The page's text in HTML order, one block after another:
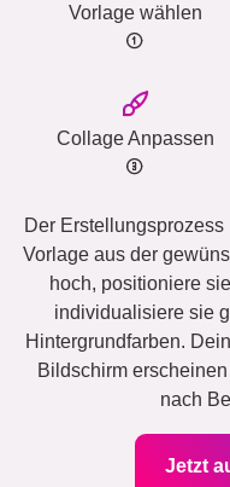
Vorlage wählen
Collage Anpassen
Der
Vorlage aus der
hoch, positioniere
individualisiere sie
Hintergrundfarben.
Bildschirm
nach
Jetzt